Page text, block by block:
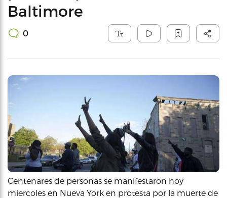
Baltimore
0
Centenares de personas se manifestaron hoy
miercoles en Nueva York en protesta por la muerte de